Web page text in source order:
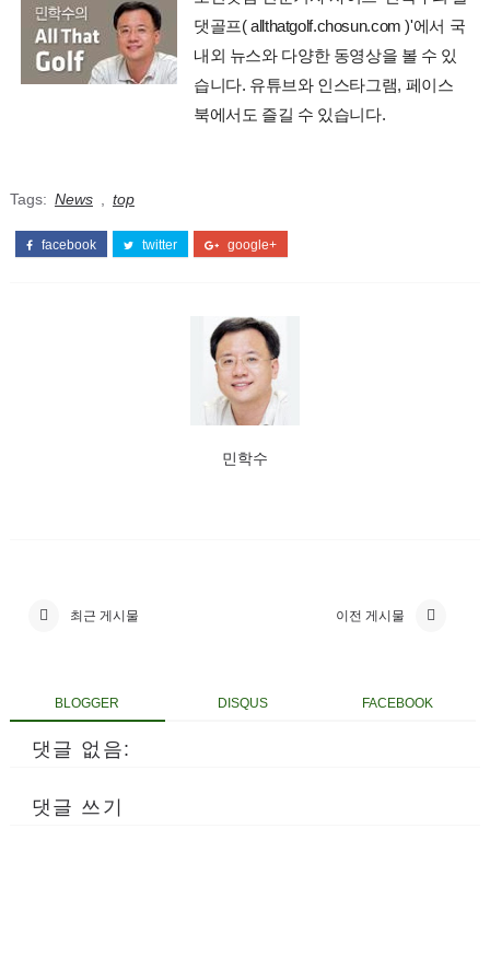
댓골프( allthatgolf.chosun.com )'에서 국
내외 뉴스와 다양한 동영상을 볼 수 있
습니다. 유튜브와 인스타그램, 페이스
북에서도 즐길 수 있습니다.
Tags: News top
facebook twitter google+
민학수
최근 게시물 이전 게시물
BLOGGER DISQUS FACEBOOK
댓글 없음:
댓글 쓰기